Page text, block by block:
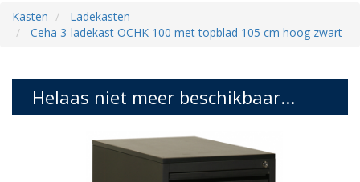
Kasten
Ladekasten
Ceha 3-ladekast OCHK 100 met topblad 105 cm hoog zwart
Helaas niet meer beschikbaar...